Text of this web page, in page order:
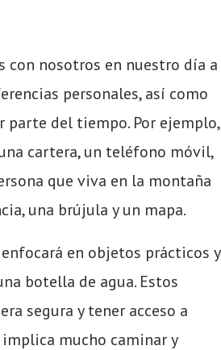
con nosotros en nuestro día a
personales, así como
parte del tiempo. Por ejemplo,
cartera, un teléfono móvil,
que viva en la montaña
una brújula y un mapa.
en objetos prácticos y
botella de agua. Estos
segura y tener acceso a
mucho caminar y